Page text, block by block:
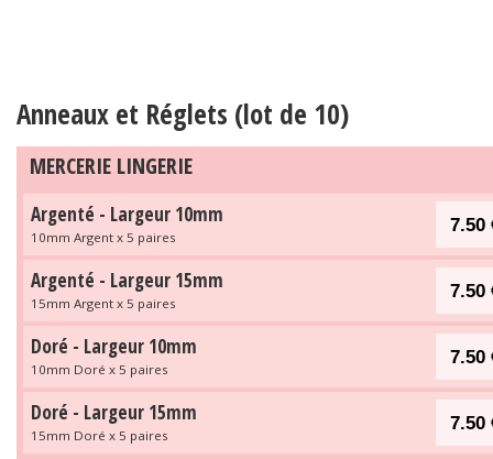
Anneaux et Réglets (lot de 10)
MERCERIE LINGERIE
Argenté - Largeur 10mm
10mm Argent x 5 paires
7.50
Argenté - Largeur 15mm
15mm Argent x 5 paires
7.50
Doré - Largeur 10mm
10mm Doré x 5 paires
7.50
Doré - Largeur 15mm
15mm Doré x 5 paires
7.50